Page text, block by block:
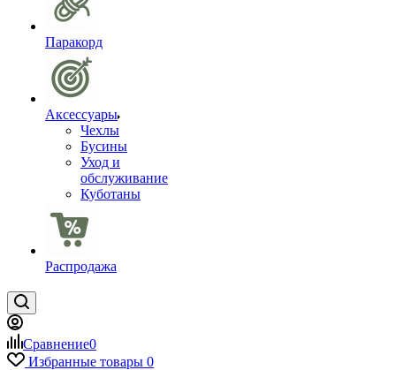
Паракорд
Аксессуары
Чехлы
Бусины
Уход и
обслуживание
Куботаны
Распродажа
Сравнение0
Избранные товары 0